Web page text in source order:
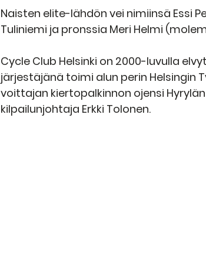
Naisten elite-lähdön vei nimiinsä Essi
Tuliniemi ja pronssia Meri Helmi
Cycle Club Helsinki on 2000-luvulla
järjestäjänä toimi alun perin Helsingin
voittajan kiertopalkinnon ojensi
kilpailunjohtaja Erkki Tolonen.